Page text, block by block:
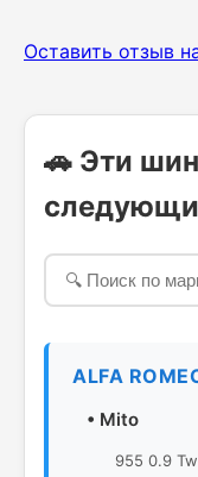
Оставить отзыв
🚗 Эти
ALFA
• Mito
955 0.9